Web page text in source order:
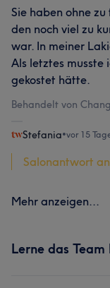
Sie haben ohne
den noch viel zu
war. In meiner
Als letztes musste
gekostet hätte.
Behandelt von Chang
Stefania•vor 15
Salonantwort
Mehr anzeigen...
Lerne das Team